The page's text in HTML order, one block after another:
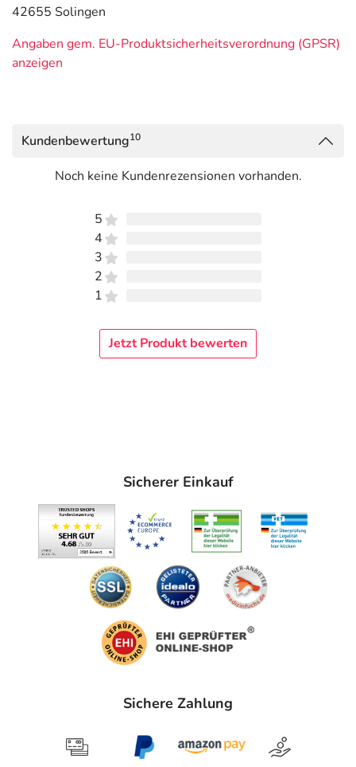
42655 Solingen
Angaben gem. EU-Produktsicherheitsverordnung (GPSR)
anzeigen
Kundenbewertung10
Noch keine Kundenrezensionen vorhanden.
5
4
3
2
1
Jetzt Produkt bewerten
Sicherer Einkauf
Sichere Zahlung